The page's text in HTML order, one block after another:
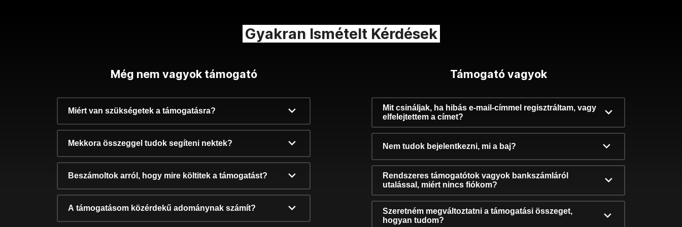
Gyakran Ismételt Kérdések
Még nem vagyok támogató
Miért van szükségetek a támogatásra?
Mekkora összeggel tudok segíteni nektek?
Beszámoltok arról, hogy mire költitek a támogatást?
A támogatásom közérdekű adománynak számít?
Támogató vagyok
Mit csináljak, ha hibás e-mail-címmel regisztráltam, vagy
elfelejtettem a címet?
Nem tudok bejelentkezni, mi a baj?
Rendszeres támogatótok vagyok bankszámláról
utalással, miért nincs fiókom?
Szeretném megváltoztatni a támogatási összeget,
hogyan tudom?